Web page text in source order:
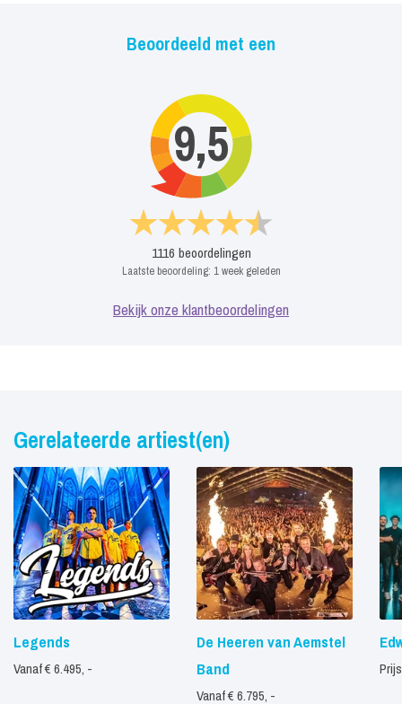
Beoordeeld met een
9,5
1116 beoordelingen
Laatste beoordeling: 1 week geleden
Bekijk onze klantbeoordelingen
Gerelateerde artiest(en)
Legends
Vanaf € 6.495, -
De Heeren van Aemstel
Band
Vanaf € 6.795, -